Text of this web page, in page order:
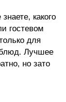
какого
гостевом
для
Лучшее
но зато